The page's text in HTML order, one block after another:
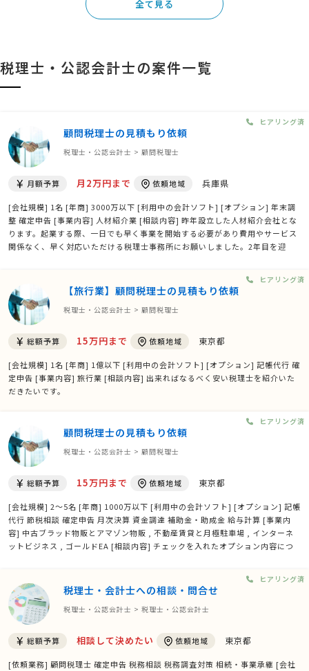
全て見る
税理士・公認会計士の案件一覧
顧問税理士の見積もり依頼
税理士・公認会計士 > 顧問税理士
月額予算 月2万円まで 依頼地域 兵庫県
[会社規模] 1名 [年商] 3000万以下 [利用中の会計ソフト] [オプション] 年末調
整 確定申告 [事業内容] 人材紹介業 [相談内容] 昨年設立した人材紹介会社とな
ります。起業する際、一日でも早く事業を開始する必要があり費用やサービス
関係なく、早く対応いただける税理士事務所にお願いしました。2年目を迎
ヒアリング済
【旅行業】顧問税理士の見積もり依頼
税理士・公認会計士 > 顧問税理士
総額予算 15万円まで 依頼地域 東京都
[会社規模] 1名 [年商] 1億以下 [利用中の会計ソフト] [オプション] 記帳代行 確
定申告 [事業内容] 旅行業 [相談内容] 出来ればなるべく安い税理士を紹介いた
だきたいです。
ヒアリング済
顧問税理士の見積もり依頼
税理士・公認会計士 > 顧問税理士
総額予算 15万円まで 依頼地域 東京都
[会社規模] 2〜5名 [年商] 1000万以下 [利用中の会計ソフト] [オプション] 記帳
代行 節税相談 確定申告 月次決算 資金調達 補助金・助成金 給与計算 [事業内
容] 中古ブラッド物販とアマゾン物販 , 不動産賃貸と月極駐車場 , インターネ
ットビジネス , ゴールドEA [相談内容] チェックを入れたオプション内容につ
ヒアリング済
税理士・会計士への相談・問合せ
税理士・公認会計士 > 税理士・公認会計士
総額予算 相談して決めたい 依頼地域 東京都
[依頼業務] 顧問税理士 確定申告 税務相談 税務調査対策 相続・事業承継 [会社
ヒアリング済